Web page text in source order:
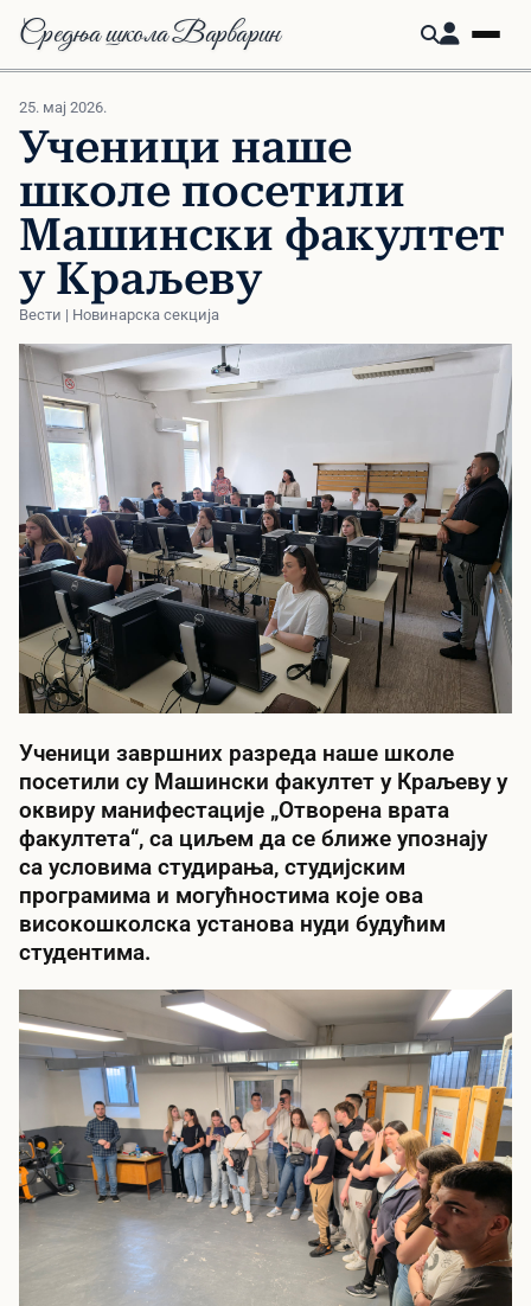
Средња школа Варварин
25. мај 2026.
Ученици наше
школе посетили
Машински факултет
у Краљеву
Вести | Новинарска секција
Ученици завршних разреда наше школе
посетили су Машински факултет у Краљеву у
оквиру манифестације „Отворена врата
факултета“, са циљем да се ближе упознају
са условима студирања, студијским
програмима и могућностима које ова
високошколска установа нуди будућим
студентима.